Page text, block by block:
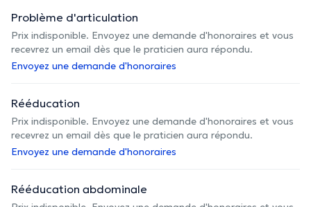
Problème d'articulation
Prix indisponible. Envoyez une demande d'honoraires et vous
recevrez un email dès que le praticien aura répondu.
Envoyez une demande d'honoraires
Rééducation
Prix indisponible. Envoyez une demande d'honoraires et vous
recevrez un email dès que le praticien aura répondu.
Envoyez une demande d'honoraires
Rééducation abdominale